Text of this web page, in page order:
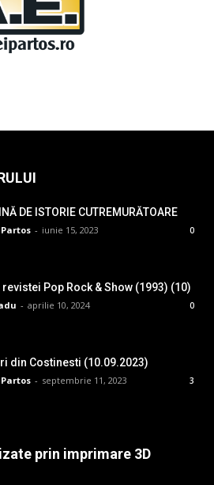
DE ISTORIE CUTREMURĂTOARE
- iunie 15, 2023 0
Pop Rock & Show (1993) (10)
- aprilie 10, 2024 0
din Costinesti (10.09.2023)
- septembrie 11, 2023 3
prin imprimare 3D